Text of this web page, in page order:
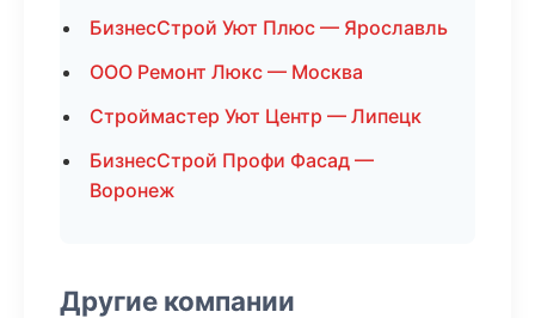
БизнесСтрой Уют Плюс — Ярославль
ООО Ремонт Люкс — Москва
Строймастер Уют Центр — Липецк
БизнесСтрой Профи Фасад —
Воронеж
Другие компании